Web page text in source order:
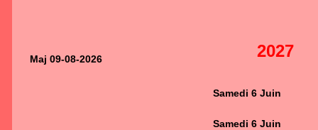
Maj 09-08-2026 2027
Samedi 6 Juin
Samedi 6 Juin